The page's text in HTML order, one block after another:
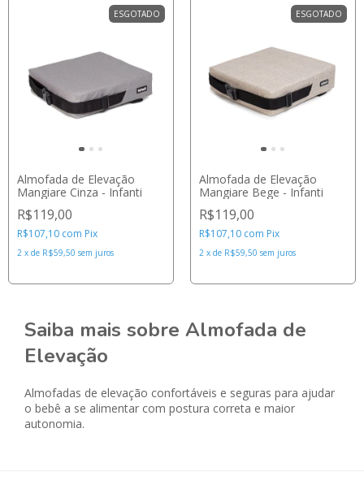
ESGOTADO
Almofada de Elevação
Mangiare Cinza - Infanti
R$119,00
R$107,10 com Pix
2 x de R$59,50 sem juros
ESGOTADO
Almofada de Elevação
Mangiare Bege - Infanti
R$119,00
R$107,10 com Pix
2 x de R$59,50 sem juros
Saiba mais sobre Almofada de
Elevação
Almofadas de elevação confortáveis e seguras para ajudar
o bebê a se alimentar com postura correta e maior
autonomia.